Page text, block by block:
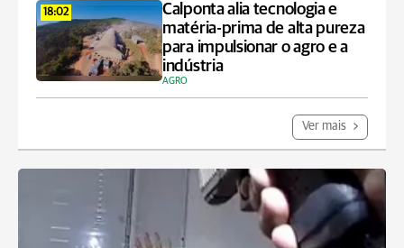
18:02
Calponta alia tecnologia e
matéria-prima de alta pureza
para impulsionar o agro e a
indústria
AGRO
Ver mais